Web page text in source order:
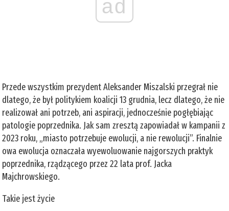
ad
Przede wszystkim prezydent Aleksander Miszalski przegrał nie
dlatego, że był politykiem koalicji 13 grudnia, lecz dlatego, że nie
realizował ani potrzeb, ani aspiracji, jednocześnie pogłębiając
patologie poprzednika. Jak sam zresztą zapowiadał w kampanii z
2023 roku, „miasto potrzebuje ewolucji, a nie rewolucji”. Finalnie
owa ewolucja oznaczała wyewoluowanie najgorszych praktyk
poprzednika, rządzącego przez 22 lata prof. Jacka
Majchrowskiego.
Takie jest życie